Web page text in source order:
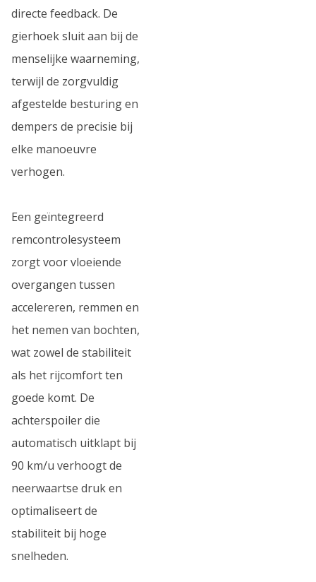
directe feedback. De
gierhoek sluit aan bij de
menselijke waarneming,
terwijl de zorgvuldig
afgestelde besturing en
dempers de precisie bij
elke manoeuvre
verhogen.
Een geïntegreerd
remcontrolesysteem
zorgt voor vloeiende
overgangen tussen
accelereren, remmen en
het nemen van bochten,
wat zowel de stabiliteit
als het rijcomfort ten
goede komt. De
achterspoiler die
automatisch uitklapt bij
90 km/u verhoogt de
neerwaartse druk en
optimaliseert de
stabiliteit bij hoge
snelheden.